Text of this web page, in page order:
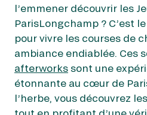
l’emmener découvrir les
ParisLongchamp ? C’est
pour vivre les courses de
ambiance endiablée. Ces
afterworks sont une
étonnante au cœur de
l’herbe, vous découvrez